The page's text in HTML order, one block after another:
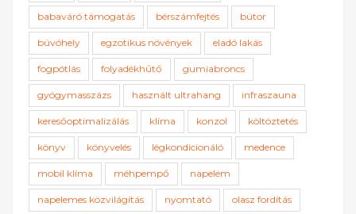
babaváró támogatás bérszámfejtés bútor
búvóhely egzotikus növények eladó lakás
fogpótlás folyadékhűtő gumiabroncs
gyógymasszázs használt ultrahang infraszauna
keresőoptimalizálás klíma konzol költöztetés
könyv könyvelés légkondicionáló medence
mobil klíma méhpempő napelem
napelemes közvilágítás nyomtató olasz fordítás